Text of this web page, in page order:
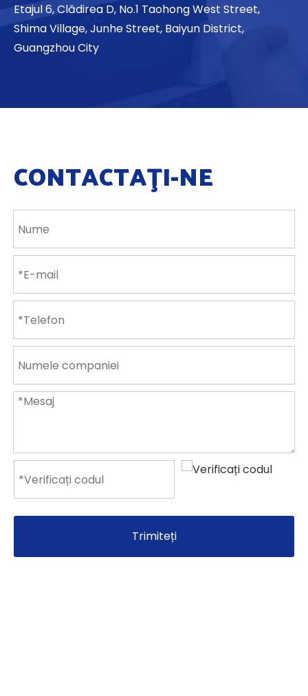
Etajul 6, Clădirea D, No.1 Taohong West Street,
Shima Village, Junhe Street, Baiyun District,
Guangzhou City
CONTACTAŢI-NE
Trimiteți